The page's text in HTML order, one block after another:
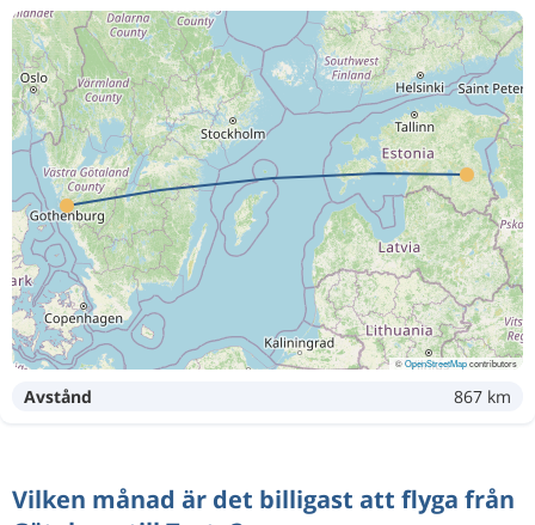
©OpenStreetMapcontributors
Avstånd 867 km
Vilken månad är det billigast att flyga från